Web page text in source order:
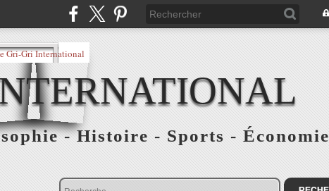
- Histoire - Sports - Économie